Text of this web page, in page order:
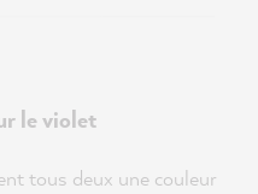
le violet
tous deux une couleur